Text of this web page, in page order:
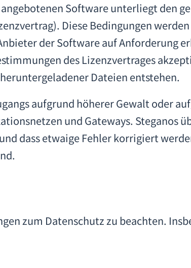
Software unterliegt den
Diese Bedingungen
der Software auf Anforderung
des Lizenzvertrages
Dateien entstehen.
aufgrund höherer Gewalt oder
und Gateways. Steganos
dass etwaige Fehler korrigiert
zum Datenschutz zu beachten.